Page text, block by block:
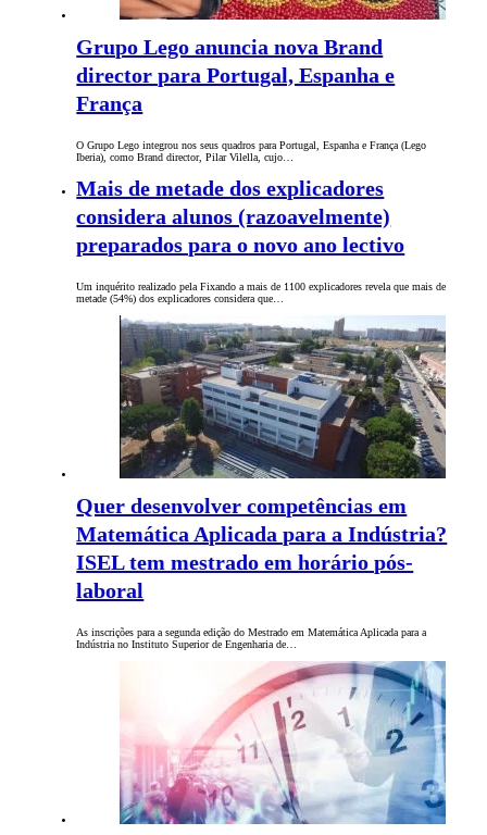
Grupo Lego anuncia nova Brand
director para Portugal, Espanha e
França
O Grupo Lego integrou nos seus quadros para Portugal, Espanha e França (Lego
Iberia), como Brand director, Pilar Vilella, cujo…
Mais de metade dos explicadores
considera alunos (razoavelmente)
preparados para o novo ano lectivo
Um inquérito realizado pela Fixando a mais de 1100 explicadores revela que mais de
metade (54%) dos explicadores considera que…
Quer desenvolver competências em
Matemática Aplicada para a Indústria?
ISEL tem mestrado em horário pós-
laboral
As inscrições para a segunda edição do Mestrado em Matemática Aplicada para a
Indústria no Instituto Superior de Engenharia de…